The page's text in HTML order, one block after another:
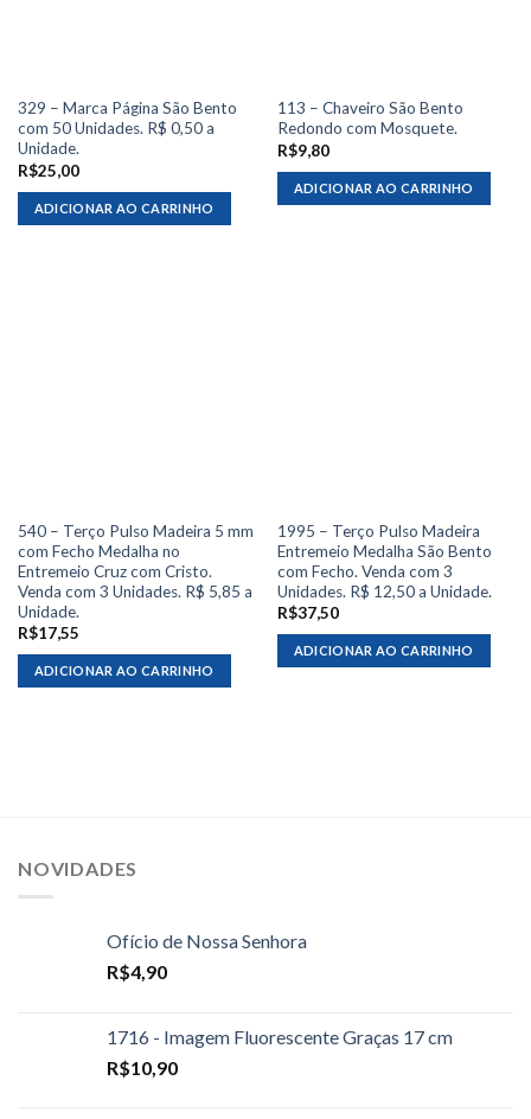
329 – Marca Página São Bento
com 50 Unidades. R$ 0,50 a
Unidade.
R$25,00
ADICIONAR AO CARRINHO
113 – Chaveiro São Bento
Redondo com Mosquete.
R$9,80
ADICIONAR AO CARRINHO
540 – Terço Pulso Madeira 5 mm
com Fecho Medalha no
Entremeio Cruz com Cristo.
Venda com 3 Unidades. R$ 5,85 a
Unidade.
R$17,55
ADICIONAR AO CARRINHO
1995 – Terço Pulso Madeira
Entremeio Medalha São Bento
com Fecho. Venda com 3
Unidades. R$ 12,50 a Unidade.
R$37,50
ADICIONAR AO CARRINHO
NOVIDADES
Ofício de Nossa Senhora
R$4,90
1716 - Imagem Fluorescente Graças 17 cm
R$10,90